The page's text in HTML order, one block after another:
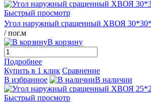
Быстрый просмотр
Угол наружный сращенный ХВОЯ
/ пог.м
В корзину
Подробнее
Купить в 1 клик Сравнение
В избранное
В наличии
Быстрый просмотр